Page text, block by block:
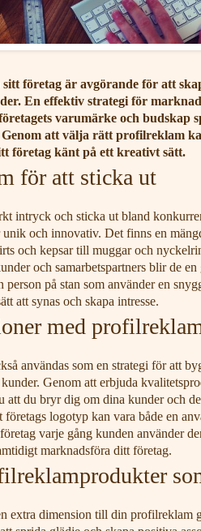
företag är avgörande för att
En effektiv strategi för
varumärke och budskap
att välja rätt profilreklam
företag känt på ett kreativt sätt.
för att sticka ut
intryck och sticka ut bland
och innovativ. Det finns en
och kepsar till muggar och
och samarbetspartners blir de
person på stan som använder en
att synas och skapa intresse.
med
användas som en strategi för att
Genom att erbjuda
att du bryr dig om dina kunder och
logotyp kan vara både en
varje gång kunden använder
marknadsföra ditt företag.
extra dimension till din profilreklam